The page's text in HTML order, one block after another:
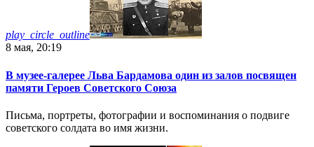
play_circle_outline
8 мая, 20:19
В музее-галерее Льва Бардамова один из залов посвящен
памяти Героев Советского Союза
Письма, портреты, фотографии и воспоминания о подвиге
советского солдата во имя жизни.